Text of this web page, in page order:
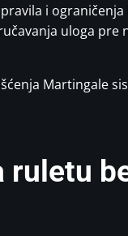
i ograničenja
uloga pre
Martingale